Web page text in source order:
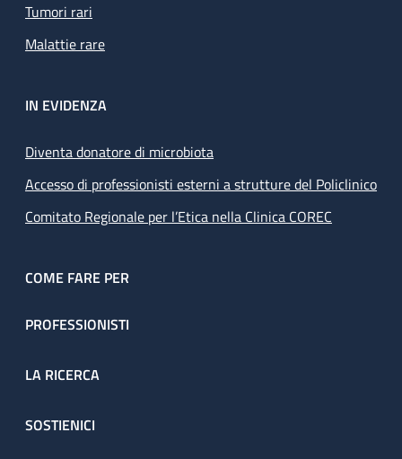
Tumori rari
Malattie rare
IN EVIDENZA
Diventa donatore di microbiota
Accesso di professionisti esterni a strutture del Policlinico
Comitato Regionale per l’Etica nella Clinica COREC
COME FARE PER
PROFESSIONISTI
LA RICERCA
SOSTIENICI